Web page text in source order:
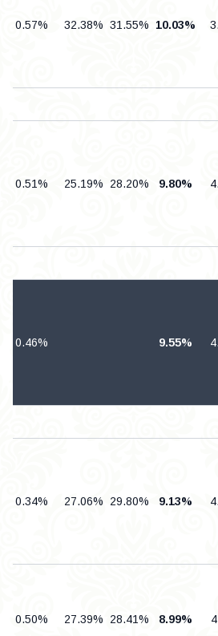
10.03%
31.55%
32.38%
0.57%
9.80%
28.20%
25.19%
0.51%
9.55%
0.46%
9.13%
29.80%
27.06%
0.34%
8.99%
28.41%
27.39%
0.50%